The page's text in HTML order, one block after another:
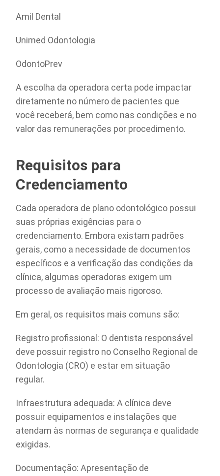
Amil Dental
Unimed Odontologia
OdontoPrev
A escolha da operadora certa pode impactar
diretamente no número de pacientes que
você receberá, bem como nas condições e no
valor das remunerações por procedimento.
Requisitos para
Credenciamento
Cada operadora de plano odontológico possui
suas próprias exigências para o
credenciamento. Embora existam padrões
gerais, como a necessidade de documentos
específicos e a verificação das condições da
clínica, algumas operadoras exigem um
processo de avaliação mais rigoroso.
Em geral, os requisitos mais comuns são:
Registro profissional: O dentista responsável
deve possuir registro no Conselho Regional de
Odontologia (CRO) e estar em situação
regular.
Infraestrutura adequada: A clínica deve
possuir equipamentos e instalações que
atendam às normas de segurança e qualidade
exigidas.
Documentação: Apresentação de